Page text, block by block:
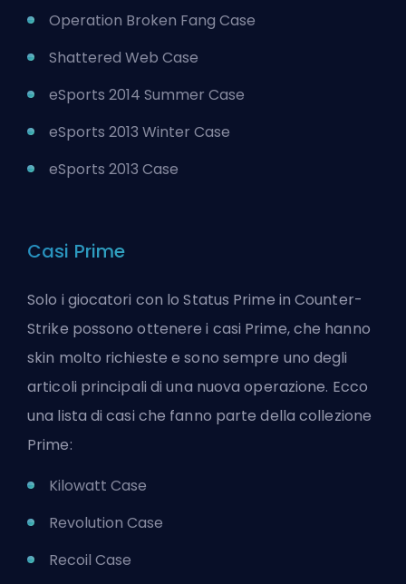
Operation Broken Fang Case
Shattered Web Case
eSports 2014 Summer Case
eSports 2013 Winter Case
eSports 2013 Case
Casi Prime
Solo i giocatori con lo Status Prime in Counter-
Strike possono ottenere i casi Prime, che hanno
skin molto richieste e sono sempre uno degli
articoli principali di una nuova operazione. Ecco
una lista di casi che fanno parte della collezione
Prime:
Kilowatt Case
Revolution Case
Recoil Case